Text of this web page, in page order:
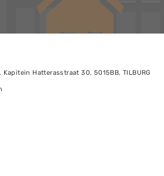
Kapitein Hatterasstraat 30, 5015BB, TILBURG